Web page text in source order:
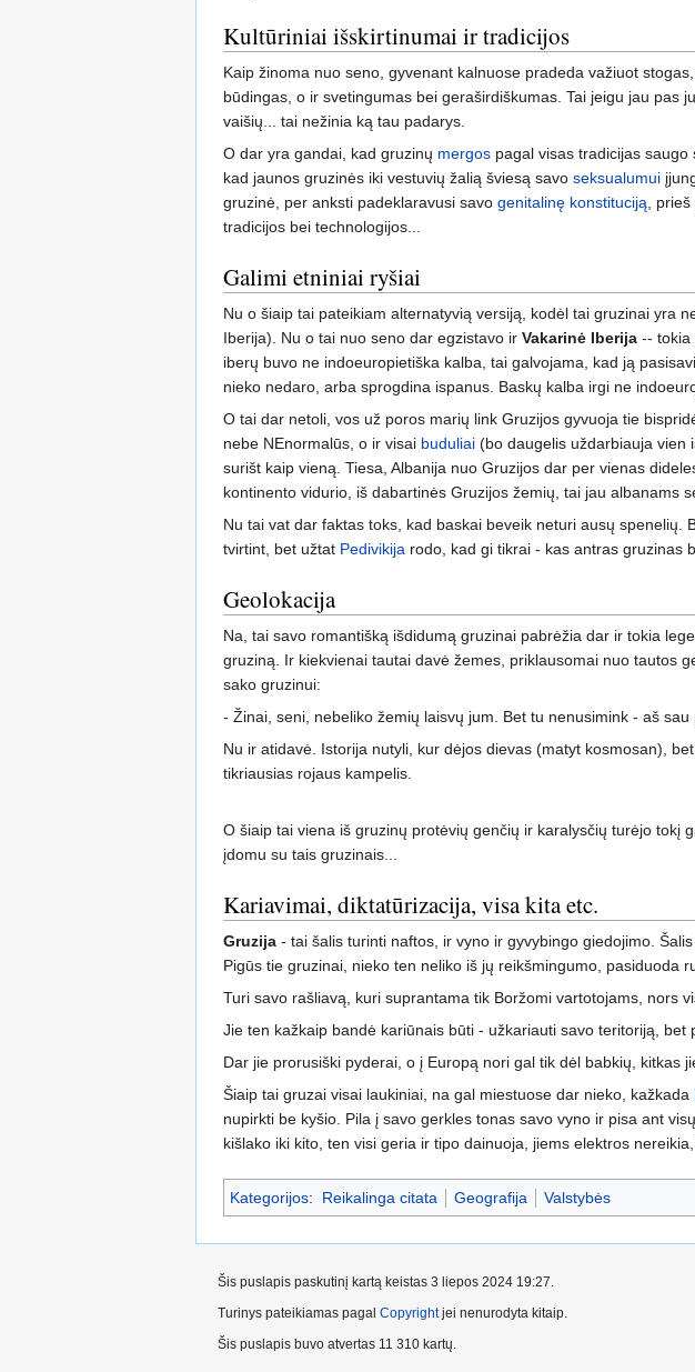
Kultūriniai išskirtinumai ir tradicijos
Kaip žinoma nuo seno, gyvenant kalnuose pradeda važiuot
būdingas, o ir svetingumas bei geraširdiškumas. Tai jeigu jau pas
vaišių... tai nežinia ką tau padarys.
O dar yra gandai, kad gruzinų mergos pagal visas tradicijas
kad jaunos gruzinės iki vestuvių žalią šviesą savo seksualumui
gruzinė, per anksti padeklaravusi savo genitalinę konstituciją ,
tradicijos bei technologijos...
Galimi etniniai ryšiai
Nu o šiaip tai pateikiam alternatyvią versiją, kodėl tai gruzinai yra
Iberija). Nu o tai nuo seno dar egzistavo ir Vakarinė Iberija -- tokia
iberų buvo ne indoeuropietiška kalba, tai galvojama, kad ją
nieko nedaro, arba sprogdina ispanus. Baskų kalba irgi ne
O tai dar netoli, vos už poros marių link Gruzijos gyvuoja tie
nebe NEnormalūs, o ir visai buduliai (bo daugelis uždarbiauja vien
surišt kaip vieną. Tiesa, Albanija nuo Gruzijos dar per vienas
kontinento vidurio, iš dabartinės Gruzijos žemių, tai jau albanams
Nu tai vat dar faktas toks, kad baskai beveik neturi ausų
tvirtint, bet užtat Pedivikija rodo, kad gi tikrai - kas antras gruzinas
Geolokacija
Na, tai savo romantišką išdidumą gruzinai pabrėžia dar ir tokia
gruziną. Ir kiekvienai tautai davė žemes, priklausomai nuo tautos
sako gruzinui:
- Žinai, seni, nebeliko žemių laisvų jum. Bet tu nenusimink - aš
Nu ir atidavė. Istorija nutyli, kur dėjos dievas (matyt kosmosan),
tikriausias rojaus kampelis.
O šiaip tai viena iš gruzinų protėvių genčių ir karalysčių turėjo tokį
įdomu su tais gruzinais...
Kariavimai, diktatūrizacija, visa kita etc.
Gruzija - tai šalis turinti naftos, ir vyno ir gyvybingo giedojimo.
Pigūs tie gruzinai, nieko ten neliko iš jų reikšmingumo, pasiduoda
Turi savo rašliavą, kuri suprantama tik Boržomi vartotojams, nors
Jie ten kažkaip bandė kariūnais būti - užkariauti savo teritoriją, bet
Dar jie prorusiški pyderai, o į Europą nori gal tik dėl babkių, kitkas
Šiaip tai gruzai visai laukiniai, na gal miestuose dar nieko, kažkada
nupirkti be kyšio. Pila į savo gerkles tonas savo vyno ir pisa ant
kišlako iki kito, ten visi geria ir tipo dainuoja, jiems elektros
Kategorijos: Reikalinga citata Geografija Valstybės
Šis puslapis paskutinį kartą keistas 3 liepos 2024 19:27.
Turinys pateikiamas pagal Copyrightjei nenurodyta kitaip.
Šis puslapis buvo atvertas 11 310 kartų.